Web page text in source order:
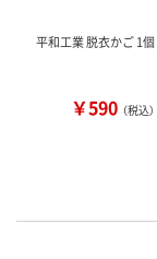
平和工業 脱衣かご 1個
￥590 （税込）